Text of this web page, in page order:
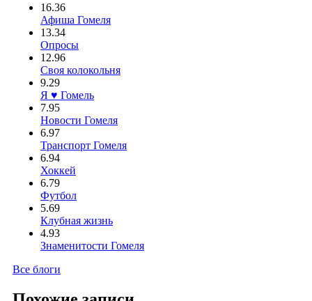
16.36
Афиша Гомеля
13.34
Опросы
12.96
Своя колокольня
9.29
Я ♥ Гомель
7.95
Новости Гомеля
6.97
Транспорт Гомеля
6.94
Хоккей
6.79
Футбол
5.69
Клубная жизнь
4.93
Знаменитости Гомеля
Все блоги